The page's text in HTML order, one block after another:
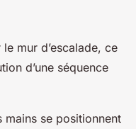
mur d’escalade, ce
d’une séquence
mains se positionnent